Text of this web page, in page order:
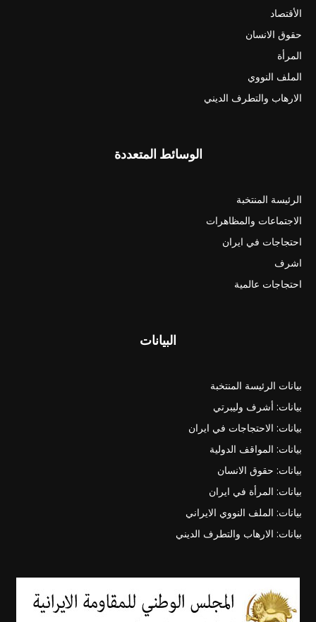
الأقتصاد
حقوق الانسان
المرأة
الملف النووي
الارهاب والتطرف الديني
الوسائط المتعددة
الرئيسة المنتخبة
الاجتماعات والمظاهرات
احتجاجات في ايران
اشرف
احتجاجات عالمية
البيانات
بيانات الرئيسة المنتخبة
بيانات: أشرف وليبرتي
بيانات: الاحتجاجات في ايران
بيانات: المواقف الدولية
بيانات: حقوق الانسان
بيانات: المرأة في ايران
بيانات: الملف النووي الايراني
بيانات: الارهاب والتطرف الديني